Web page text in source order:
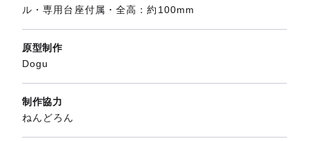
ル・専用台座付属・全高：約100mm
原型制作
Dogu
制作協力
ねんどろん